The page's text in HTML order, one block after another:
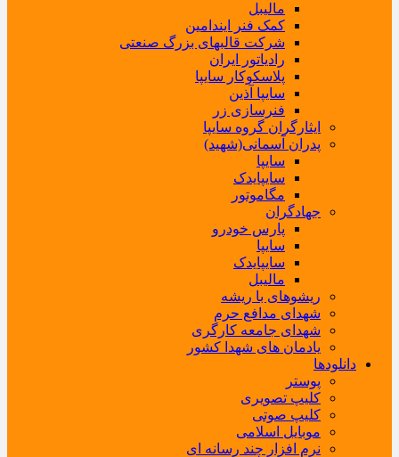
مالیبل
کمک فنر ایندامین
شرکت قالبهای بزرگ صنعتی
رادیاتور ایران
پلاسکوکار سایپا
سایپا آذین
فنرسازی زر
ایثارگران گروه سایپا
پدران آسمانی(شهید)
سایپا
سایپایدک
مگاموتور
جهادگران
پارس خودرو
سایپا
سایپایدک
مالیبل
ریشوهای با ریشه
شهدای مدافع حرم
شهدای جامعه کارگری
یادمان های شهدا کشور
دانلودها
پوستر
کلیپ تصویری
کلیپ صوتی
موبایل اسلامی
نرم افزار چند رسانه ای